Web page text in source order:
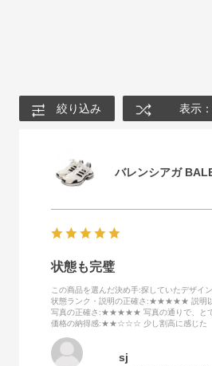
絞り込み 表示
バレンシアガ
状態も完璧
この商品を選んだ決め手:探していたデザイ
状態ランク・説明の正確さ :★★★★★ 説明以
写真の正確さ :★★★★★ 写真の通りで、とて
価格の納得感:★★☆☆☆ 少し割高に感じた
sj